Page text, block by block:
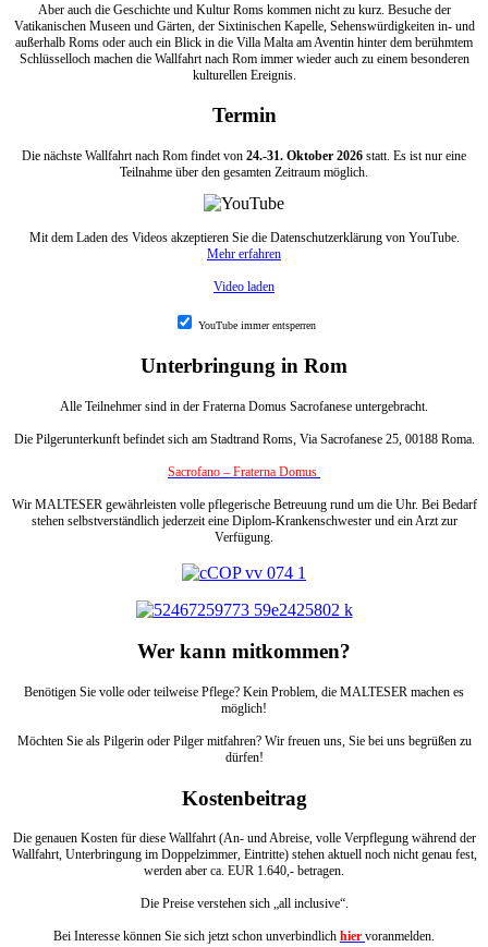
Aber auch die Geschichte und Kultur Roms kommen nicht zu kurz. Besuche der
Vatikanischen Museen und Gärten, der Sixtinischen Kapelle, Sehenswürdigkeiten in- und
außerhalb Roms oder auch ein Blick in die Villa Malta am Aventin hinter dem berühmtem
Schlüsselloch machen die Wallfahrt nach Rom immer wieder auch zu einem besonderen
kulturellen Ereignis.
Termin
Die nächste Wallfahrt nach Rom findet von 24.-31. Oktober 2026 statt. Es ist nur eine
Teilnahme über den gesamten Zeitraum möglich.
Mit dem Laden des Videos akzeptieren Sie die Datenschutzerklärung von YouTube.
Mehr erfahren
Video laden
YouTube immer entsperren
Unterbringung in Rom
Alle Teilnehmer sind in der Fraterna Domus Sacrofanese untergebracht.
Die Pilgerunterkunft befindet sich am Stadtrand Roms, Via Sacrofanese 25, 00188 Roma.
Sacrofano – Fraterna Domus
Wir MALTESER gewährleisten volle pflegerische Betreuung rund um die Uhr. Bei Bedarf
stehen selbstverständlich jederzeit eine Diplom-Krankenschwester und ein Arzt zur
Verfügung.
Wer kann mitkommen?
Benötigen Sie volle oder teilweise Pflege? Kein Problem, die MALTESER machen es
möglich!
Möchten Sie als Pilgerin oder Pilger mitfahren? Wir freuen uns, Sie bei uns begrüßen zu
dürfen!
Kostenbeitrag
Die genauen Kosten für diese Wallfahrt (An- und Abreise, volle Verpflegung während der
Wallfahrt, Unterbringung im Doppelzimmer, Eintritte) stehen aktuell noch nicht genau fest,
werden aber ca. EUR 1.640,- betragen.
Die Preise verstehen sich „all inclusive“.
Bei Interesse können Sie sich jetzt schon unverbindlich hier voranmelden.